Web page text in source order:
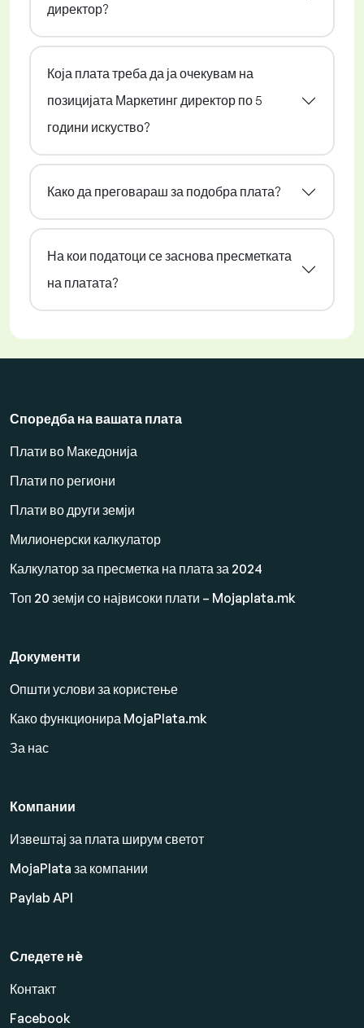
директор?
Која плата треба да ја очекувам на
позицијата Маркетинг директор по 5
години искуство?
Како да преговараш за подобра плата?
На кои податоци се заснова пресметката
на платата?
Споредба на вашата плата
Плати во Македонија
Плати по региони
Плати во други земји
Милионерски калкулатор
Калкулатор за пресметка на плата за 2024
Топ 20 земји со највисоки плати – Mojaplata.mk
Документи
Општи услови за користење
Како функционира MojaPlata.mk
За нас
Компании
Извештај за плата ширум светот
MojaPlata за компании
Paylab API
Следете нè
Контакт
Facebook